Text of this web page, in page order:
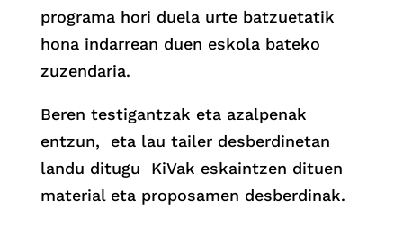
programa hori duela urte batzuetatik
hona indarrean duen eskola bateko
zuzendaria.
Beren testigantzak eta azalpenak
entzun, eta lau tailer desberdinetan
landu ditugu KiVak eskaintzen dituen
material eta proposamen desberdinak.